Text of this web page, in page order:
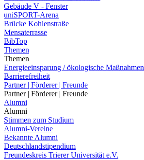
Gebäude V - Fenster
uniSPORT-Arena
Brücke Kohlenstraße
Mensaterrasse
BibTop
Themen
Themen
Energieeinsparung / ökologische Maßnahmen
Barrierefreiheit
Partner | Förderer | Freunde
Partner | Förderer | Freunde
Alumni
Alumni
Stimmen zum Studium
Alumni-Vereine
Bekannte Alumni
Deutschlandstipendium
Freundeskreis Trierer Universität e.V.